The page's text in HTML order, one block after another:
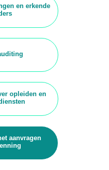
en erkende
opleiden en
aanvragen